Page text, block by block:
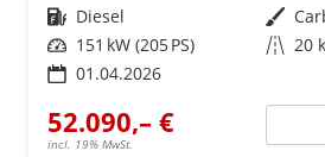
Kraftstoff Diesel Außenfarbe
Leistung 151 kW (205 PS) Kilometerstand 20
01.04.2026
52.090,– €
incl. 19% MwSt.